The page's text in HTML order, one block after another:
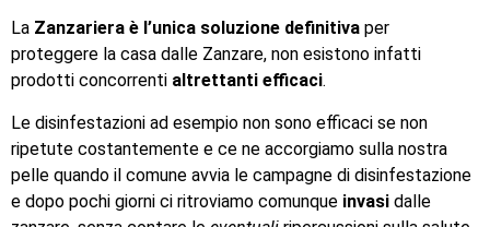
La Zanzariera è l’unica soluzione definitiva per
proteggere la casa dalle Zanzare, non esistono infatti
prodotti concorrenti altrettanti efficaci.
Le disinfestazioni ad esempio non sono efficaci se non
ripetute costantemente e ce ne accorgiamo sulla nostra
pelle quando il comune avvia le campagne di disinfestazione
e dopo pochi giorni ci ritroviamo comunque invasi dalle